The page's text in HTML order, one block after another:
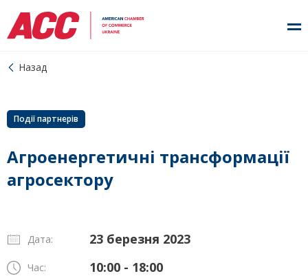
Назад
Події партнерів
Агроенергетичні трансформації
агросектору
Дата: 23 березня 2023
Час: 10:00 - 18:00